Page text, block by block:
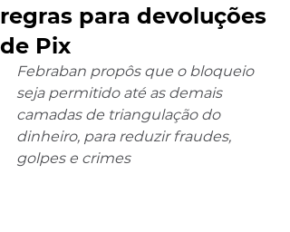
regras para devoluções
de Pix
Febraban propôs que o bloqueio
seja permitido até as demais
camadas de triangulação do
dinheiro, para reduzir fraudes,
golpes e crimes